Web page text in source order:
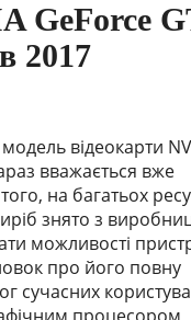
GeForce
2017
відеокарти
вважається вже
на багатьох
знято з
можливості
про його повну
сучасних